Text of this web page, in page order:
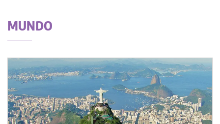
MUNDO